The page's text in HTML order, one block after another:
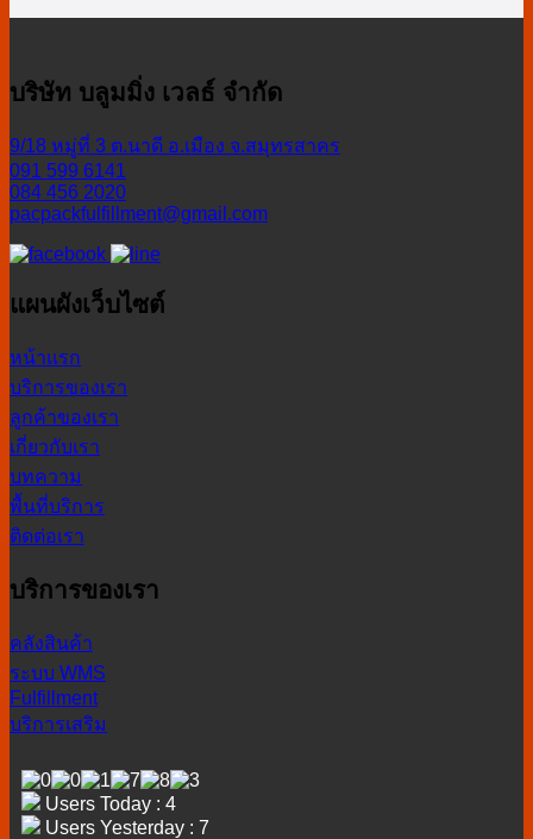
บริษัท บลูมมิ่ง เวลธ์ จำกัด
9/18 หมู่ที่ 3 ต.นาดี อ.เมือง จ.สมุทรสาคร
091 599 6141
084 456 2020
pacpackfulfillment@gmail.com
แผนผังเว็บไซต์
หน้าแรก
บริการของเรา
ลูกค้าของเรา
เกี่ยวกับเรา
บทความ
พื้นที่บริการ
ติดต่อเรา
บริการของเรา
คลังสินค้า
ระบบ WMS
Fulfillment
บริการเสริม
Users Today : 4
Users Yesterday : 7